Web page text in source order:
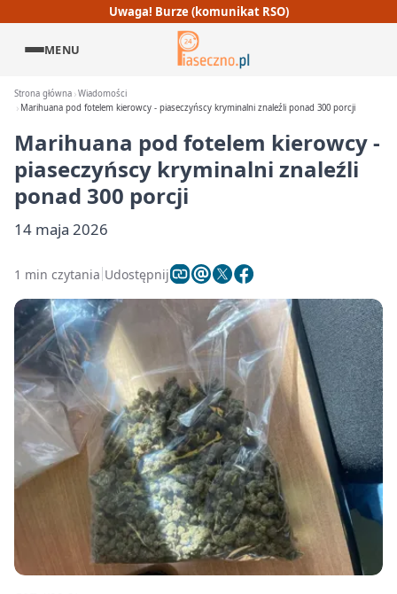
Uwaga! Burze (komunikat RSO)
MENU
Strona główna Wiadomości
Marihuana pod fotelem kierowcy - piaseczyńscy kryminalni znaleźli ponad 300 porcji
Marihuana pod fotelem kierowcy -
piaseczyńscy kryminalni znaleźli
ponad 300 porcji
14 maja 2026
1 min czytania Udostępnij